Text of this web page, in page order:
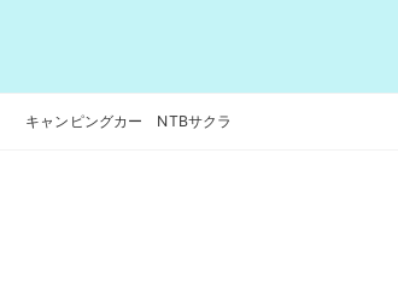
キャンピングカー NTBサクラ